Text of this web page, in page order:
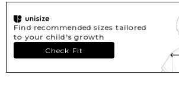
Find recommended sizes tailored
to your child's growth
Check Fit